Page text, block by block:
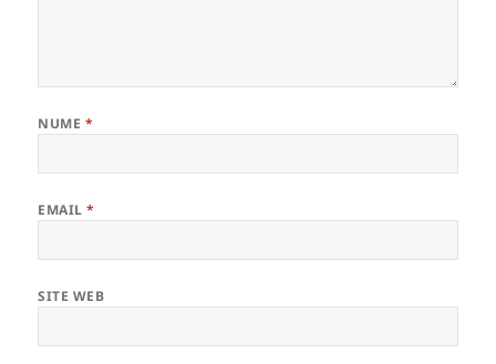
NUME *
EMAIL*
SITE WEB